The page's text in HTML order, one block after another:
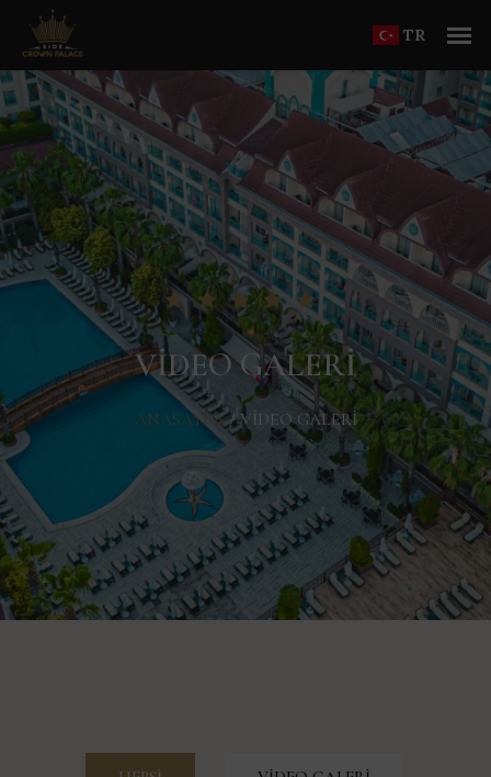
TR
VIDEO GALERI
ANASAYFA / VIDEO GALERI